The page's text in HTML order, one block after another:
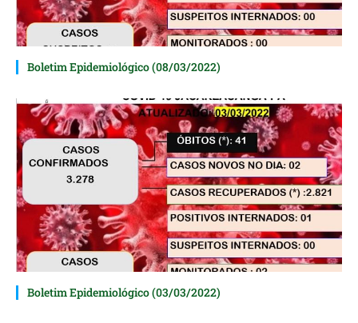
Boletim Epidemiológico (08/03/2022)
Boletim Epidemiológico (03/03/2022)